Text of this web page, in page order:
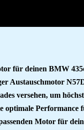
für deinen BMW
Austauschmotor
versehen, um
optimale
Motor für